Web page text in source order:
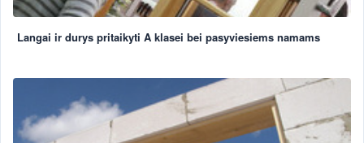
Langai ir durys pritaikyti A klasei bei pasyviesiems namams